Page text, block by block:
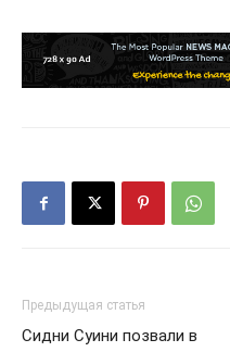
Предыдущая статья
Сидни Суини позвали в